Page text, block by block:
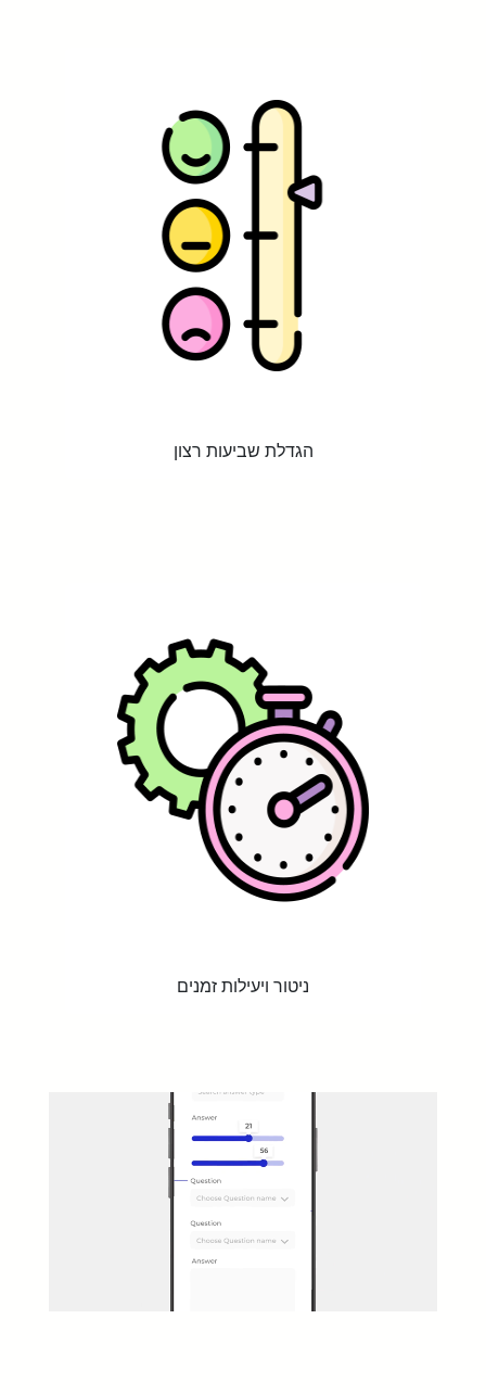
הגדלת שביעות רצון
ניטור ויעילות זמנים